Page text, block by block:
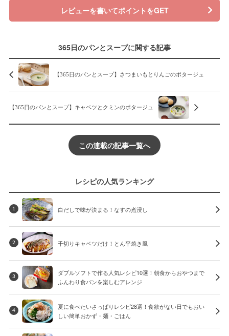
レビューを書いてポイントをGET
365日のパンとスープに関する記事
【365日のパンとスープ】さつまいもとりんごのポタージュ
【365日のパンとスープ】キャベツとクミンのポタージュ
この連載の記事一覧へ
レシピの人気ランキング
1 白だしで味が決まる！なすの煮浸し
2 千切りキャベツだけ！とん平焼き風
3
ダブルソフトで作る人気レシピ10選！朝食からおやつまで
ふんわり食パンを楽しむアレンジ
4
夏に食べたいさっぱりレシピ28選！食欲がない日でもおい
しい簡単おかず・麺・ごはん